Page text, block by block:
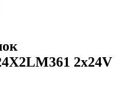
2х24V